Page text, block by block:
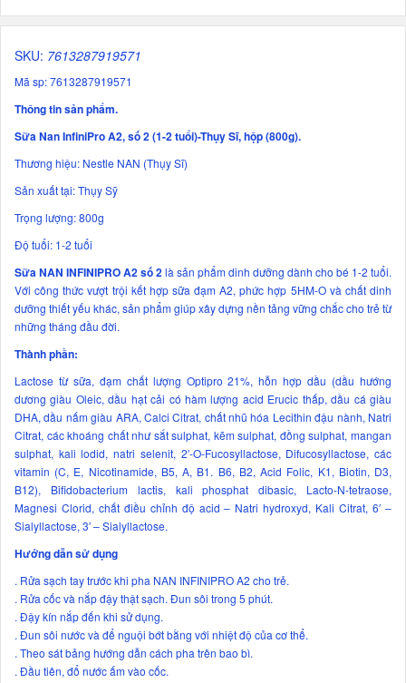
SKU: 7613287919571
Mã sp: 7613287919571
Thông tin sản phẩm.
Sữa Nan InfiniPro A2, số 2 (1-2 tuổi)-Thụy Sĩ, hộp (800g).
Thương hiệu: Nestle NAN (Thụy Sĩ)
Sản xuất tại: Thụy Sỹ
Trọng lượng: 800g
Độ tuổi: 1-2 tuổi
Sữa NAN INFINIPRO A2 số 2là sản phẩm dinh dưỡng dành cho bé 1-2 tuổi.
Với công thức vượt trội kết hợp sữa đạm A2, phức hợp 5HM-O và chất dinh
dưỡng thiết yếu khác, sản phẩm giúp xây dựng nền tảng vững chắc cho trẻ từ
những tháng đầu đời.
Thành phần:
Lactose từ sữa, đạm chất lượng Optipro 21%, hỗn hợp dầu (dầu hướng
dương giàu Oleic, dầu hạt cải có hàm lượng acid Erucic thấp, dầu cá giàu
DHA, dầu nấm giàu ARA, Calci Citrat, chất nhũ hóa Lecithin đậu nành, Natri
Citrat, các khoáng chất như sắt sulphat, kẽm sulphat, đồng sulphat, mangan
sulphat, kali lodid, natri selenit, 2′-O-Fucosyllactose, Difucosyllactose, các
vitamin (C, E, Nicotinamide, B5, A, B1. B6, B2, Acid Folic, K1, Biotin, D3,
B12), Bifidobacterium lactis, kali phosphat dibasic, Lacto-N-tetraose,
Magnesi Clorid, chất điều chỉnh độ acid – Natri hydroxyd, Kali Citrat, 6′ –
Sialyllactose, 3′ – Sialyllactose.
Hướng dẫn sử dụng
. Rửa sạch tay trước khi pha NAN INFINIPRO A2 cho trẻ.
. Rửa cốc và nắp đậy thật sạch. Đun sôi trong 5 phút.
. Đậy kín nắp đến khi sử dụng.
. Đun sôi nước và để nguội bớt bằng với nhiệt độ của cơ thể.
. Theo sát bảng hướng dẫn cách pha trên bao bì.
. Đầu tiên, đổ nước ấm vào cốc.